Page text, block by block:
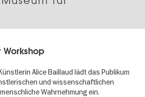
Workshop
Alice Baillaud lädt das Publikum
und wissenschaftlichen
Wahrnehmung ein.